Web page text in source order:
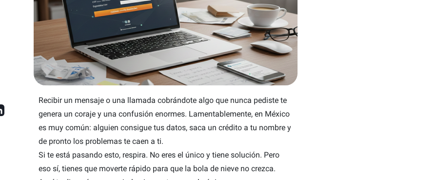
Recibir un mensaje o una llamada cobrándote algo que nunca pediste te
genera un coraje y una confusión enormes. Lamentablemente, en México
es muy común: alguien consigue tus datos, saca un crédito a tu nombre y
de pronto los problemas te caen a ti.
Si te está pasando esto, respira. No eres el único y tiene solución. Pero
eso sí, tienes que moverte rápido para que la bola de nieve no crezca.